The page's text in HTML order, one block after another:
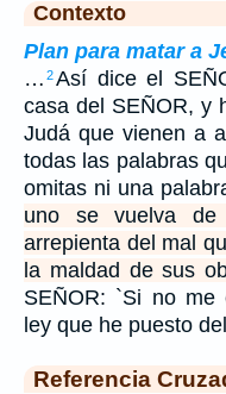
Contexto
Plan para matar a
… 2Así dice el
casa del SEÑOR, y
Judá que vienen a
todas las palabras
omitas ni una
uno se vuelva
arrepienta del mal
la maldad de sus
SEÑOR: `Si no me
ley que he puesto
Referencia